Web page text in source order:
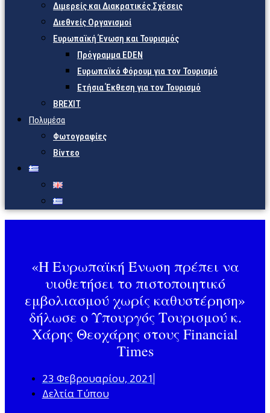
Διμερείς και Διακρατικές Σχέσεις
Διεθνείς Οργανισμοί
Ευρωπαϊκή Ένωση και Τουρισμός
Πρόγραμμα EDEN
Ευρωπαϊκό Φόρουμ για τον Τουρισμό
Ετήσια Έκθεση για τον Τουρισμό
BREXIT
Πολυμέσα
Φωτογραφίες
Βίντεο
«Η Ευρωπαϊκή Ένωση πρέπει να
υιοθετήσει το πιστοποιητικό
εμβολιασμού χωρίς καθυστέρηση»
δήλωσε ο Υπουργός Τουρισμού κ.
Χάρης Θεοχάρης στους Financial
Times
23 Φεβρουαρίου, 2021
Δελτία Τύπου